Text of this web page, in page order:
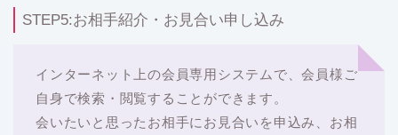
STEP5:お相手紹介・お見合い申し込み
インターネット上の会員専用システムで、会員様ご
自身で検索・閲覧することができます。
会いたいと思ったお相手にお見合いを申込み、お相